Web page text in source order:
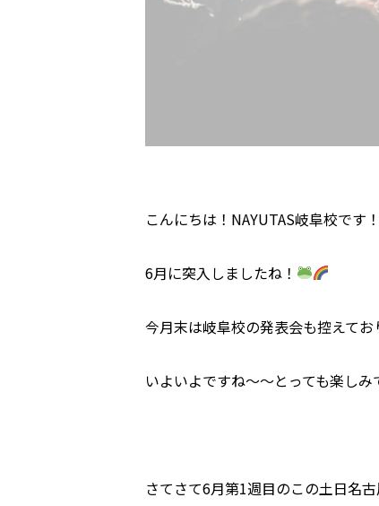
こんにちは！NAYUTAS岐阜校です！
6月に突入しましたね！
今月末は岐阜校の発表会も控えてお
いよいよですね〜〜とっても楽しみ
さてさて6月第1週目のこの土日名